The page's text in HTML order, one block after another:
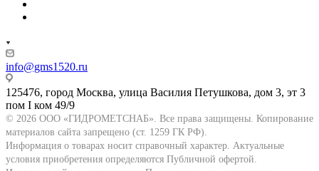
info@gms1520.ru
125476, город Москва, улица Василия Петушкова, дом 3, эт 3
пом I ком 49/9
© 2026 ООО «ГИДРОМЕТСНАБ». Все права защищены. Копирование
материалов сайта запрещено (ст. 1259 ГК РФ).
Информация о товарах носит справочный характер. Актуальные
условия приобретения определяются Публичной офертой.